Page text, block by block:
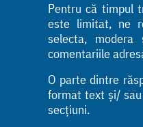
Pentru că timpul
este limitat, ne
selecta,
comentariile
O parte dintre
format text și/
secțiuni.